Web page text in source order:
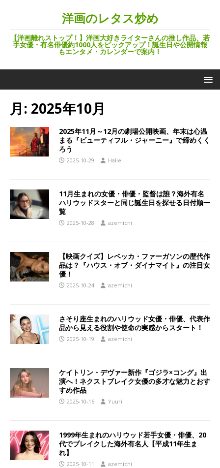
洋画のレタス炒め
【洋画離れストップ！】洋画大好きライターさんの推し作品、若
手女優・有名俳優約1000人をピックアップ！誕生日や公開情報
もエンタメ・カレンダーで案内！
月: 2025年10月
2025年11月～12月の劇場公開映画、年末は心温
まる『ビューティフル・ジャーニー』で締めくく
ろう
2025-10-29 Halle
11月生まれの女優・俳優・監督は誰？海外有名
ハリウッドスターと同じ誕生日を探せる日付順一
覧
2025-10-28 azemichi
【映画クイズ】レベッカ・ファーガソンの歴代作
品は？『ハウス・オブ・ダイナマイト』の注目女
優！
2025-10-24 azemichi
さそり座生まれのハリウッド女優・俳優、代表作
品から見える役割や使命の実感からスタート！
2025-10-19 azemichi
ケイトリン・デヴァー新作『ゴジラ×コング』出
演へ！ネクストブレイク女優の多才な魅力とおす
すめ作品
2025-10-16 Yuuri
1999年生まれのハリウッド若手女優・俳優、20
代でブレイクした海外有名人【平成11年生ま
れ】
2025-10-11 azemichi